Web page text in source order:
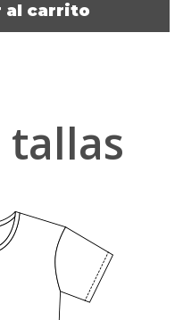
al carrito
tallas